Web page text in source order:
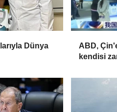
Dünya
ABD,
kendisi